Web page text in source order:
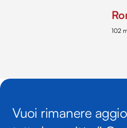
102
Vuoi rimanere